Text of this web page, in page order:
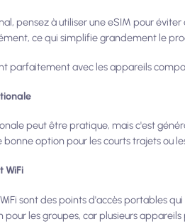
pensez à utiliser une eSIM pour
ce qui simplifie grandement le
parfaitement avec les appareils
peut être pratique, mais c'est
bonne option pour les courts trajets ou
WiFi
sont des points d'accès portables
pour les groupes, car plusieurs